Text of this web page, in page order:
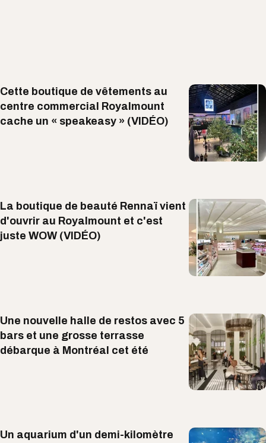
Cette boutique de vêtements au
centre commercial Royalmount
cache un « speakeasy » (VIDÉO)
La boutique de beauté Rennaï vient
d'ouvrir au Royalmount et c'est
juste WOW (VIDÉO)
Une nouvelle halle de restos avec 5
bars et une grosse terrasse
débarque à Montréal cet été
Un aquarium d'un demi-kilomètre